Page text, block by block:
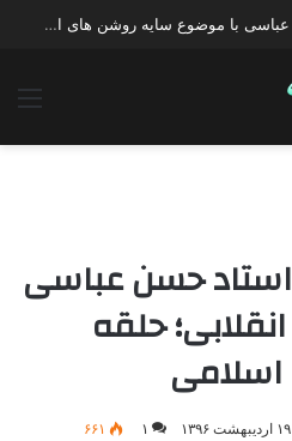
دانلود سخنرانی استاد حسن عباسی با موضوع سایه روشن های انتخاب یک نامزد اصلح
استاد حسن عباسی
حلقه
۱۹ اردیبهشت ۱۳۹۶ ۱ ۶۶۱